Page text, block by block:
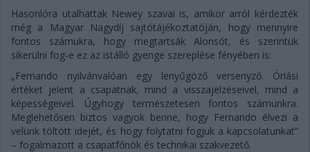
Hasonlóra utalhattak Newey szavai is, amikor arról kérdezték
még a Magyar Nagydíj sajtótájékoztatóján, hogy mennyire
fontos számukra, hogy megtartsák Alonsót, és szerintük
sikerülni fog-e ez az istálló gyenge szereplése fényében is:
„Fernando nyilvánvalóan egy lenyűgöző versenyző. Óriási
értéket jelent a csapatnak, mind a visszajelzéseivel, mind a
képességeivel. Úgyhogy természetesen fontos számunkra.
Meglehetősen biztos vagyok benne, hogy Fernando élvezi a
velünk töltött idejét, és hogy folytatni fogjuk a kapcsolatunkat”
– fogalmazott a csapatfőnök és technikai szakvezető.